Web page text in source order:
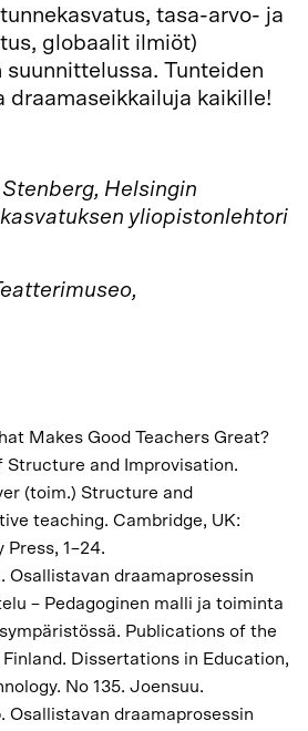
tasa-arvo- ja
globaalit ilmiöt)
suunnittelussa. Tunteiden
draamaseikkailuja kaikille!
Helsingin
yliopistonlehtori
Makes Good Teachers Great?
and Improvisation.
(toim.) Structure and
teaching. Cambridge, UK:
1–24.
Osallistavan draamaprosessin
– Pedagoginen malli ja toiminta
Publications of the
Dissertations in Education,
No 135. Joensuu.
Osallistavan draamaprosessin